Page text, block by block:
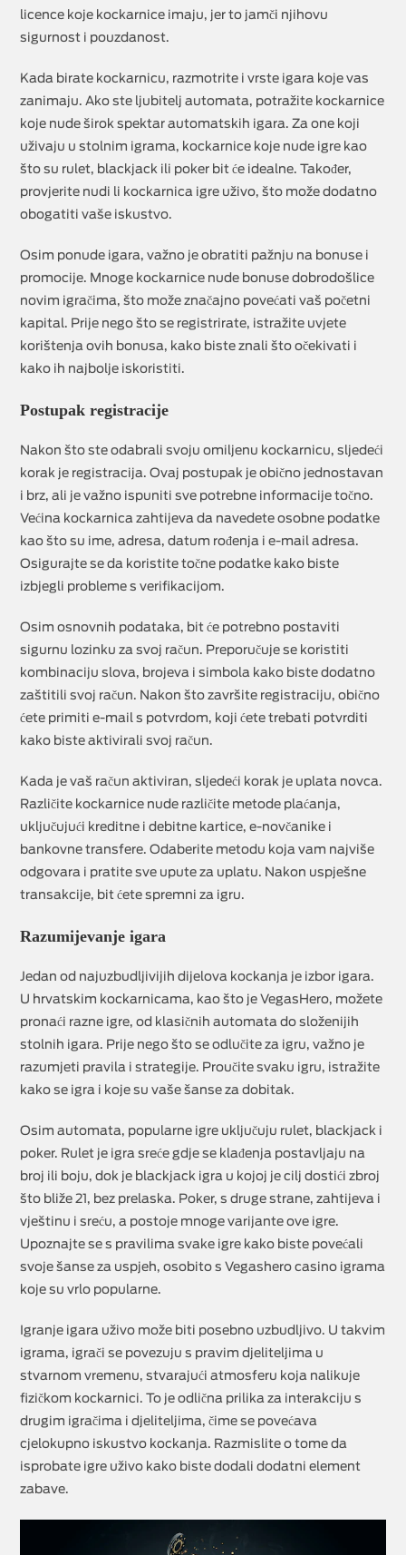
licence koje kockarnice imaju, jer to jamči njihovu
sigurnost i pouzdanost.
Kada birate kockarnicu, razmotrite i vrste igara koje vas
zanimaju. Ako ste ljubitelj automata, potražite kockarnice
koje nude širok spektar automatskih igara. Za one koji
uživaju u stolnim igrama, kockarnice koje nude igre kao
što su rulet, blackjack ili poker bit će idealne. Također,
provjerite nudi li kockarnica igre uživo, što može dodatno
obogatiti vaše iskustvo.
Osim ponude igara, važno je obratiti pažnju na bonuse i
promocije. Mnoge kockarnice nude bonuse dobrodošlice
novim igračima, što može značajno povećati vaš početni
kapital. Prije nego što se registrirate, istražite uvjete
korištenja ovih bonusa, kako biste znali što očekivati i
kako ih najbolje iskoristiti.
Postupak registracije
Nakon što ste odabrali svoju omiljenu kockarnicu, sljedeći
korak je registracija. Ovaj postupak je obično jednostavan
i brz, ali je važno ispuniti sve potrebne informacije točno.
Većina kockarnica zahtijeva da navedete osobne podatke
kao što su ime, adresa, datum rođenja i e-mail adresa.
Osigurajte se da koristite točne podatke kako biste
izbjegli probleme s verifikacijom.
Osim osnovnih podataka, bit će potrebno postaviti
sigurnu lozinku za svoj račun. Preporučuje se koristiti
kombinaciju slova, brojeva i simbola kako biste dodatno
zaštitili svoj račun. Nakon što završite registraciju, obično
ćete primiti e-mail s potvrdom, koji ćete trebati potvrditi
kako biste aktivirali svoj račun.
Kada je vaš račun aktiviran, sljedeći korak je uplata novca.
Različite kockarnice nude različite metode plaćanja,
uključujući kreditne i debitne kartice, e-novčanike i
bankovne transfere. Odaberite metodu koja vam najviše
odgovara i pratite sve upute za uplatu. Nakon uspješne
transakcije, bit ćete spremni za igru.
Razumijevanje igara
Jedan od najuzbudljivijih dijelova kockanja je izbor igara.
U hrvatskim kockarnicama, kao što je VegasHero, možete
pronaći razne igre, od klasičnih automata do složenijih
stolnih igara. Prije nego što se odlučite za igru, važno je
razumjeti pravila i strategije. Proučite svaku igru, istražite
kako se igra i koje su vaše šanse za dobitak.
Osim automata, popularne igre uključuju rulet, blackjack i
poker. Rulet je igra sreće gdje se klađenja postavljaju na
broj ili boju, dok je blackjack igra u kojoj je cilj dostići zbroj
što bliže 21, bez prelaska. Poker, s druge strane, zahtijeva i
vještinu i sreću, a postoje mnoge varijante ove igre.
Upoznajte se s pravilima svake igre kako biste povećali
svoje šanse za uspjeh, osobito s Vegashero casino igrama
koje su vrlo popularne.
Igranje igara uživo može biti posebno uzbudljivo. U takvim
igrama, igrači se povezuju s pravim djeliteljima u
stvarnom vremenu, stvarajući atmosferu koja nalikuje
fizičkom kockarnici. To je odlična prilika za interakciju s
drugim igračima i djeliteljima, čime se povećava
cjelokupno iskustvo kockanja. Razmislite o tome da
isprobate igre uživo kako biste dodali dodatni element
zabave.